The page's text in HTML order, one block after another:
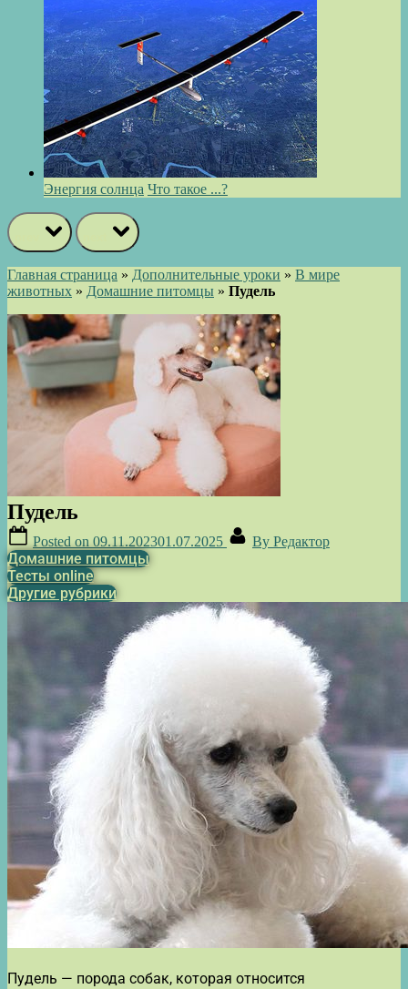
Энергия солнца Что такое ...?
Главная страница » Дополнительные уроки » В мире
животных » Домашние питомцы » Пудель
Пудель
Posted on 09.11.202301.07.2025 By Редактор
Домашние питомцы
Тесты online
Другие рубрики
Пудель — порода собак, которая относится